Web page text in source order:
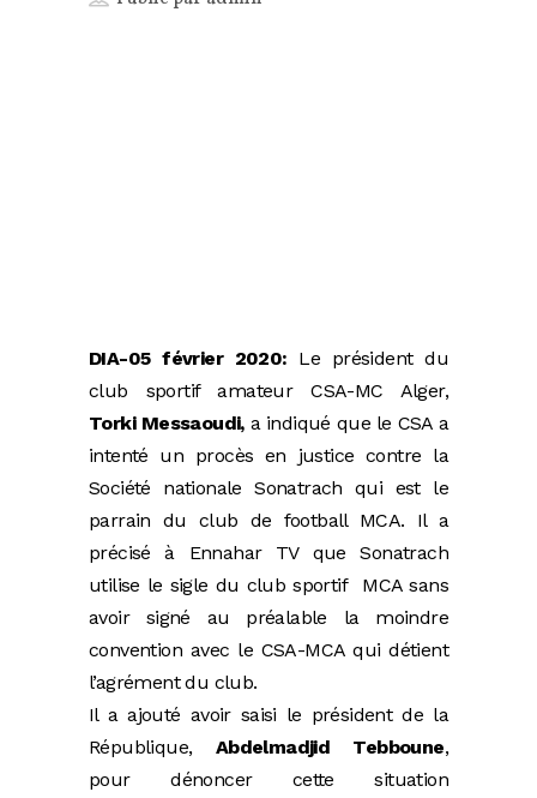
DIA-05 février 2020: Le président du
club sportif amateur CSA-MC Alger,
Torki Messaoudi,a indiqué que le CSA a
intenté un procès en justice contre la
Société nationale Sonatrach qui est le
parrain du club de football MCA. Il a
précisé à Ennahar TV que Sonatrach
utilise le sigle du club sportif MCA sans
avoir signé au préalable la moindre
convention avec le CSA-MCA qui détient
l’agrément du club.
Il a ajouté avoir saisi le président de la
République, Abdelmadjid Tebboune,
pour dénoncer cette situation